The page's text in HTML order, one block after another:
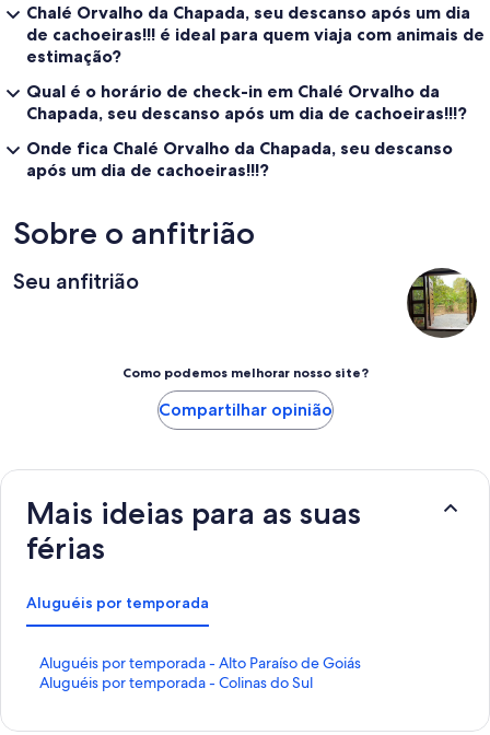
Chalé Orvalho da Chapada, seu descanso após um dia
de cachoeiras!!! é ideal para quem viaja com animais de
estimação?
Qual é o horário de check-in em Chalé Orvalho da
Chapada, seu descanso após um dia de cachoeiras!!!?
Onde fica Chalé Orvalho da Chapada, seu descanso
após um dia de cachoeiras!!!?
Sobre o anfitrião
Seu anfitrião
Como podemos melhorar nosso site?
Compartilhar opinião
Mais ideias para as suas
férias
Aluguéis por temporada
Aluguéis por temporada - Alto Paraíso de Goiás
L
iAluguéis por temporada - Colinas do Sul
L